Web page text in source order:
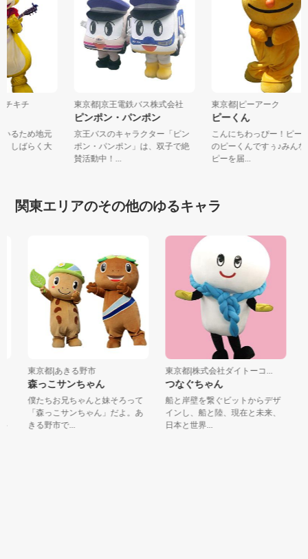
チキチ
いるため地元
、しばらく大
東京都|京王電鉄バス株式会社
ピンポン・パンポン
京王バスのキャラクター「ピン
ポン・パンポン」は、双子で絶
賛活動中！...
東京都|ピーアーク
ピーくん
こんにちわっぴー！ピ
のピーくんですぅ♪みん
ピーを届...
関東エリアのその他のゆるキャラ
東京都|あきる野市
森っこサンちゃん
僕たちお兄ちゃんと妹そろって
「森っこサンちゃん」だよ。あ
きる野市で...
東京都|株式会社ダイトーコ...
つなぐちゃん
船と岸壁を繋ぐビットからデザ
インし、船と陸、現在と未来、
日本と世界...